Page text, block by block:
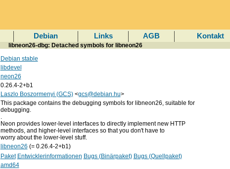
Debian Links AGB Kontakt
libneon26-dbg: Detached symbols for libneon26
Debian stable
libdevel
neon26
0.26.4-2+b1
Laszlo Boszormenyi (GCS)<gcs@debian.hu>
This package contains the debugging symbols for libneon26, suitable for
debugging.
.
Neon provides lower-level interfaces to directly implement new HTTP
methods, and higher-level interfaces so that you don't have to
worry about the lower-level stuff.
libneon26 (= 0.26.4-2+b1)
Paket Entwicklerinformationen Bugs (Binärpaket) Bugs (Quellpaket)
amd64